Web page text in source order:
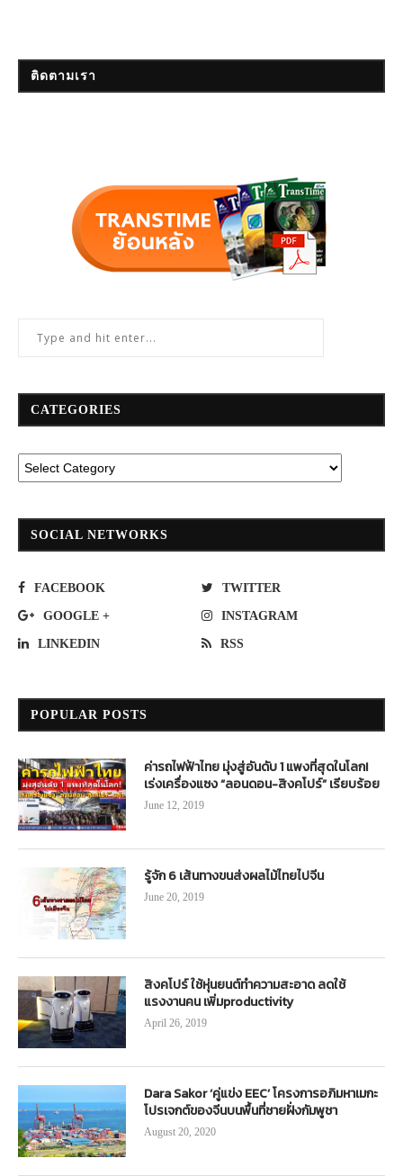
ติดตามเรา
CATEGORIES
SOCIAL NETWORKS
FACEBOOK TWITTER
GOOGLE + INSTAGRAM
LINKEDIN RSS
POPULAR POSTS
ค่ารถไฟฟ้าไทย มุ่งสู่อันดับ 1 แพงที่สุดในโลก!
เร่งเครื่องแซง “ลอนดอน-สิงคโปร์” เรียบร้อย
June 12, 2019
รู้จัก 6 เส้นทางขนส่งผลไม้ไทยไปจีน
June 20, 2019
สิงคโปร์ ใช้หุ่นยนต์ทำความสะอาด ลดใช้
แรงงานคน เพิ่มproductivity
April 26, 2019
Dara Sakor ‘คู่แข่ง EEC’ โครงการอภิมหาเมกะ
โปรเจกต์ของจีนบนพื้นที่ชายฝั่งกัมพูชา
August 20, 2020